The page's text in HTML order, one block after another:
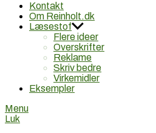
reklameKontakt
Om Reinholt.dk
Læsestof
Flere ideer
Overskrifter
Reklame
Skriv bedre
Virkemidler
Eksempler
Menu
Luk